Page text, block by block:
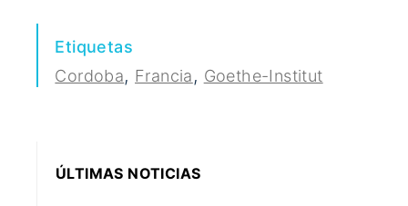
Etiquetas
Cordoba, Francia, Goethe-Institut
ÚLTIMAS NOTICIAS